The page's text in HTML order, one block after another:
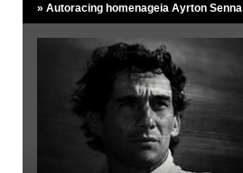
» Autoracing homenageia Ayrton Senna